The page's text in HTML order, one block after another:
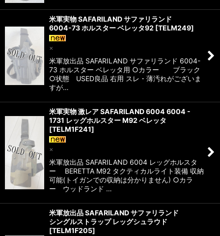
米軍実物 SAFARILAND サファリランド
6004-73 ホルスター ベレッタ92 [TELM249]
×
米軍放出品 SAFARILAND サファリランド 6004-
73 ホルスター ベレッタ用 ○カラー ブラック
○状態 USED良品 右用 スレ・薄汚れがございま
すが…
米軍実物 激レア SAFARILAND 6004 6004 -
1731 レッグホルスター M92 ベレッタ
[TELM1F241]
×
米軍放出品 SAFARILAND 6004 レッグホルスタ
ー BERETTA M92 タクティカルライト装備 収納
可能(トイガンでの収納は分かりません) ○カラ
ー ウッドランド …
米軍放出品 SAFARILAND サファリランド
シングルストラップ レッグシュラウド
[TELM1F205]